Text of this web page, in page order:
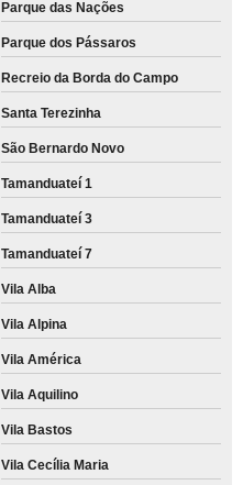
Parque das Nações
Parque dos Pássaros
Recreio da Borda do Campo
Santa Terezinha
São Bernardo Novo
Tamanduateí 1
Tamanduateí 3
Tamanduateí 7
Vila Alba
Vila Alpina
Vila América
Vila Aquilino
Vila Bastos
Vila Cecília Maria